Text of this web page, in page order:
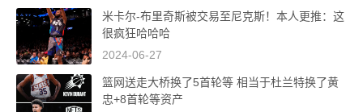
米卡尔-布里奇斯被交易至尼克斯！本人更推：这
很疯狂哈哈哈
2024-06-27
篮网送走大桥换了5首轮等 相当于杜兰特换了黄
忠+8首轮等资产